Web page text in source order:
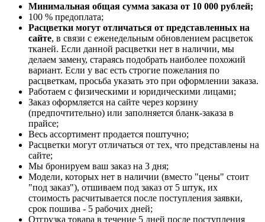
Минимальная общая сумма заказа от 10 000 рублей;
100 % предоплата;
Расцветки могут отличаться от представленных на
сайте, в связи с еженедельным обновлением расцветок
тканей. Если данной расцветки нет в наличии, мы
делаем замену, стараясь подобрать наиболее похожий
вариант. Если у вас есть строгие пожелания по
расцветкам, просьба указать это при оформлении заказа.
Работаем с физическими и юридическими лицами;
Заказ оформляется на сайте через корзину
(предпочтительно) или заполняется бланк-заказа в
прайсе;
Весь ассортимент продается поштучно;
Расцветки могут отличаться от тех, что представлены на
сайте;
Мы бронируем ваш заказ на 3 дня;
Модели, которых нет в наличии (вместо "цены" стоит
"под заказ"), отшиваем под заказ от 5 штук, их
стоимость расчитывается после поступления заявки,
срок пошива - 5 рабочих дней;
Отгрузка товара в течение 5 дней после поступления